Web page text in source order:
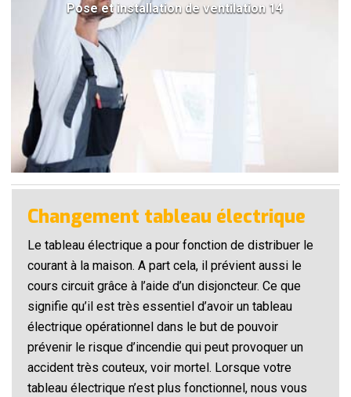
Pose et installation de ventilation 14
Changement tableau électrique
Le tableau électrique a pour fonction de distribuer le
courant à la maison. A part cela, il prévient aussi le
cours circuit grâce à l’aide d’un disjoncteur. Ce que
signifie qu’il est très essentiel d’avoir un tableau
électrique opérationnel dans le but de pouvoir
prévenir le risque d’incendie qui peut provoquer un
accident très couteux, voir mortel. Lorsque votre
tableau électrique n’est plus fonctionnel, nous vous